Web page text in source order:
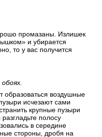
промазаны. Излишек
и убирается
то у вас получится
образоваться воздушные
исчезают сами
крупные пузыри
полосу
в середине
стороны, дробя на